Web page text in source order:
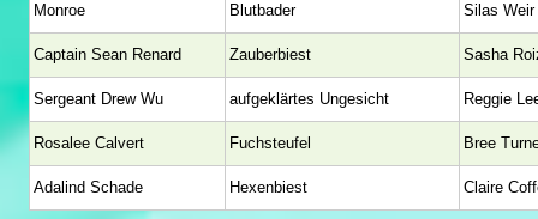
Monroe Blutbader Silas
Captain Sean Renard Zauberbiest Sasha
Sergeant Drew Wu aufgeklärtes Ungesicht Reggie
Rosalee Calvert Fuchsteufel Bree
Adalind Schade Hexenbiest Claire